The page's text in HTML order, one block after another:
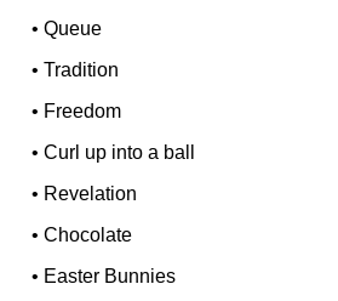
•Queue
•Tradition
• Freedom
•Curl up into a ball
• Revelation
•Chocolate
• Easter Bunnies